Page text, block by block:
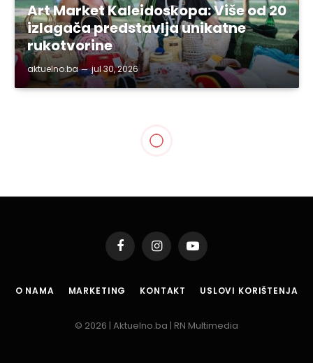
Art Market Kaleidoskopa: Više od 20
izlagača predstavlja unikatne
rukotvorine
aktuelno.ba jul 30, 2026
Peotskom večeri sa
Melidom Travančić BKC TK
obilježio Svjetski dan
3 Mins Read